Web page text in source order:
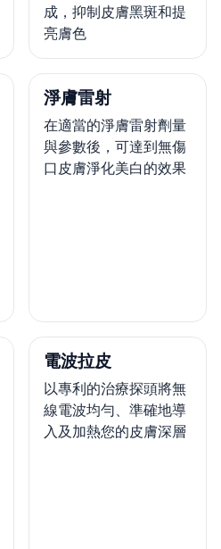
成，抑制皮膚黑斑和提
亮膚色
淨膚雷射
在適當的淨膚雷射劑量
與參數後，可達到無傷
口皮膚淨化美白的效果
電波拉皮
以專利的治療探頭將無
線電波均勻、準確地導
入及加熱您的皮膚深層